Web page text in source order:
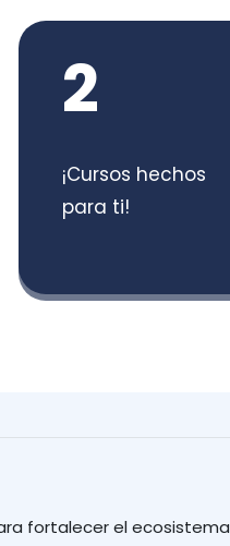
2
¡Cursos hechos
para ti!
fortalecer el ecosistema